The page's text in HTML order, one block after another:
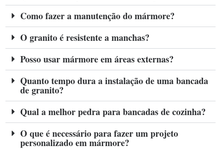
Como fazer a manutenção do mármore?
O granito é resistente a manchas?
Posso usar mármore em áreas externas?
Quanto tempo dura a instalação de uma bancada
de granito?
Qual a melhor pedra para bancadas de cozinha?
O que é necessário para fazer um projeto
personalizado em mármore?